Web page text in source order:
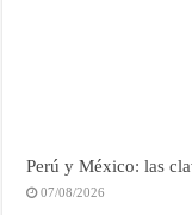
Perú y México: las
07/08/2026